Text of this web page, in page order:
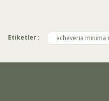
Ürün açıklamasında
Ürün bilgilerinde hatalar
Etiketler : echeveria minima